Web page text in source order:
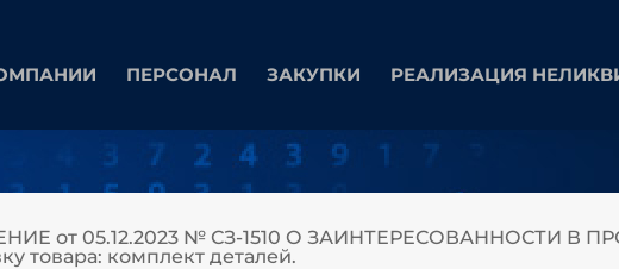
ПЕРСОНАЛ ЗАКУПКИ РЕАЛИЗАЦИЯ
от 05.12.2023 № СЗ-1510 О ЗАИНТЕРЕСОВАННОСТИ
комплект деталей.